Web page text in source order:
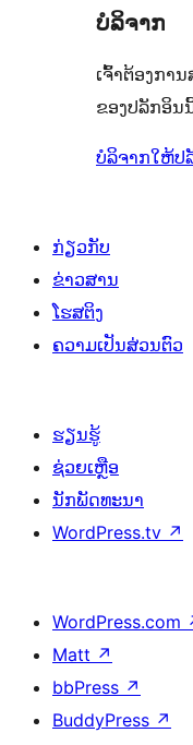
ບໍລິຈາກ
ເຈົ້າຕ້ອງກ
ຂອງປລັກອິນ
ບໍລິຈາກໃຫ້ປ
ກ່ຽວກັບ
ຂ່າວສານ
ໂຮສຕິງ
ຄວາມເປັນສ່ວນຕົວ
ຮຽນຮູ້
ຊ່ວຍເຫຼືອ
ນັກພັດທະນາ
WordPress.tv ↗
WordPress.com
Matt ↗
bbPress ↗
BuddyPress ↗